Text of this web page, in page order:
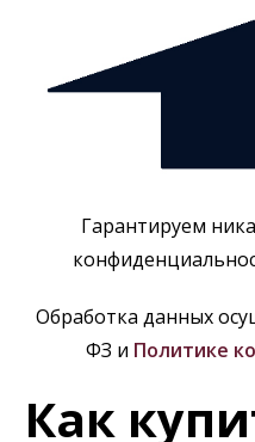
Гарантируем
Обработка данных
ФЗ и Политике
Как